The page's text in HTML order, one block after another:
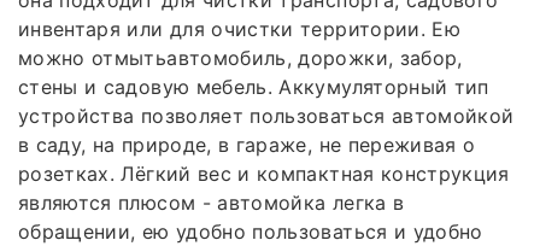
инвентаря или для очистки территории. Ею
можно отмытьавтомобиль, дорожки, забор,
стены и садовую мебель. Аккумуляторный тип
устройства позволяет пользоваться автомойкой
в саду, на природе, в гараже, не переживая о
розетках. Лёгкий вес и компактная конструкция
являются плюсом - автомойка легка в
обращении, ею удобно пользоваться и удобно